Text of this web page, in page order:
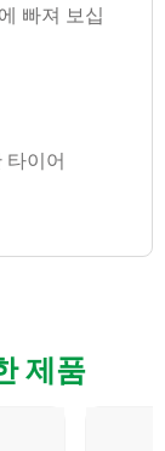
빠져 보십
타이어
제품